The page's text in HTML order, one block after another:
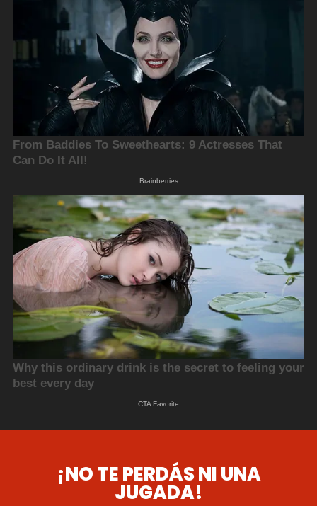
¡NO TE PERDÁS NI UNA
JUGADA!